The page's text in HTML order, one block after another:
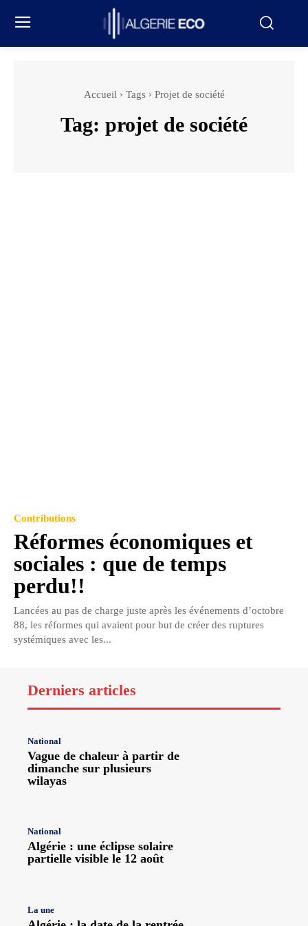
Accueil Tags Projet de société
Tag: projet de société
Contributions
Réformes économiques et
sociales : que de temps
perdu!!
Lancées au pas de charge juste après les événements d’octobre
88, les réformes qui avaient pour but de créer des ruptures
systémiques avec les...
Derniers articles
National
Vague de chaleur à partir de
dimanche sur plusieurs
wilayas
National
Algérie : une éclipse solaire
partielle visible le 12 août
La une